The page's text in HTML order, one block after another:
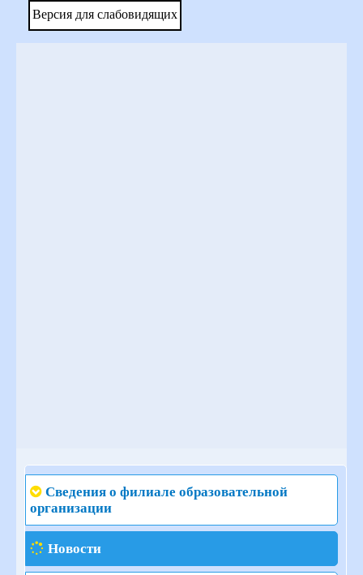
Версия для слабовидящих
Сведения о филиале образовательной
организации
Новости